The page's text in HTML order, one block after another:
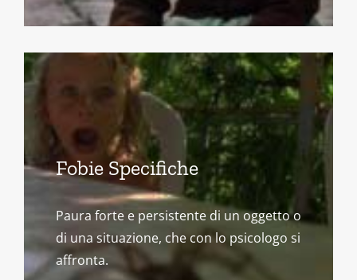
Fobie Specifiche
Paura forte e persistente di un oggetto o
di una situazione, che con lo psicologo si
affronta.